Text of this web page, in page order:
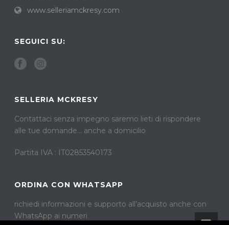
www.selleriamckresy.com
SEGUICI SU:
SELLERIA MCKRESY
Contattaci senza impegno saremo lieti di rispondere
alle tue domande… anche a domicilio
Partita IVA : IT02853540173
ORDINA CON WHATSAPP
richiedi informazioni e supporto all’acquisto anche con
WhatsApp ai numeri